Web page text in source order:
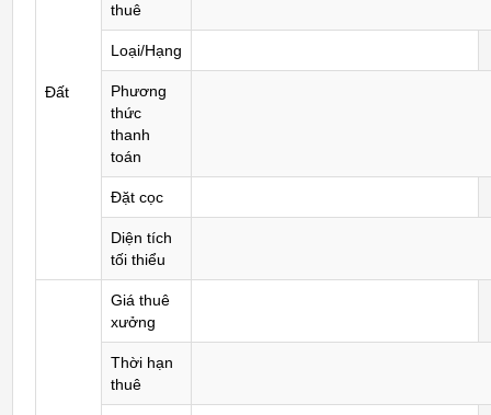
Đất
thuê
Loại/Hạng
Phương
thức
thanh
toán
Đặt cọc
Diện tích
tối thiểu
Giá thuê
xưởng
Thời hạn
thuê